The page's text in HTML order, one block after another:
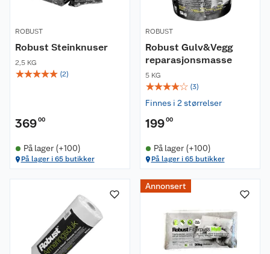
ROBUST
Robust Steinknuser
2,5 KG
☆☆☆☆☆ (2)
36900
På lager (+100)
På lager i 65 butikker
ROBUST
Robust Gulv&Vegg
reparasjonsmasse
5 KG
☆☆☆☆☆ (3)
Finnes i 2 størrelser
19900
På lager (+100)
På lager i 65 butikker
Annonsert